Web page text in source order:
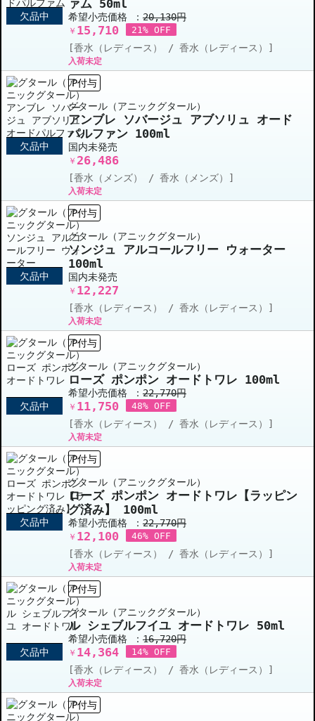
欠品中
ァム 50ml
希望小売価格 ： 20,130円
￥ 15,710 21% OFF
[香水（レディース） / 香水（レディース）]
入荷未定
欠品中
P付与
グタール（アニックグタール）
アンブレ ソバージュ アブソリュ オード
パルファン 100ml
国内未発売
￥ 26,486
[香水（メンズ） / 香水（メンズ）]
入荷未定
欠品中
P付与
グタール（アニックグタール）
ソンジュ アルコールフリー ウォーター
100ml
国内未発売
￥ 12,227
[香水（レディース） / 香水（レディース）]
入荷未定
欠品中
P付与
グタール（アニックグタール）
ローズ ポンポン オードトワレ 100ml
希望小売価格 ： 22,770円
￥ 11,750 48% OFF
[香水（レディース） / 香水（レディース）]
入荷未定
欠品中
P付与
グタール（アニックグタール）
ローズ ポンポン オードトワレ【ラッピン
グ済み】 100ml
希望小売価格 ： 22,770円
￥ 12,100 46% OFF
[香水（レディース） / 香水（レディース）]
入荷未定
欠品中
P付与
グタール（アニックグタール）
ル シェブルフイユ オードトワレ 50ml
希望小売価格 ： 16,720円
￥ 14,364 14% OFF
[香水（レディース） / 香水（レディース）]
入荷未定
P付与